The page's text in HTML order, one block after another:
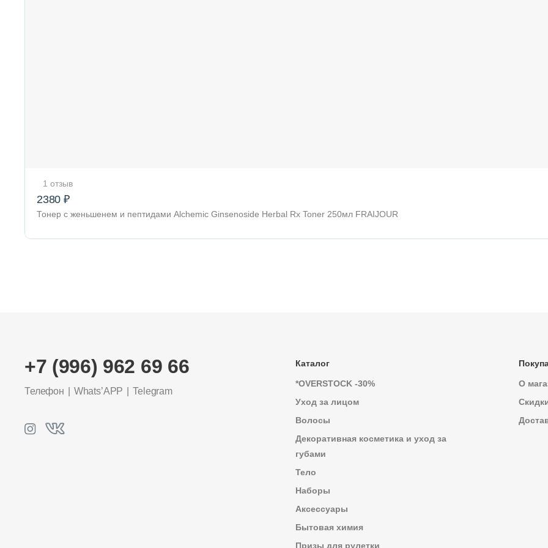
1 отзыв
2380 ₽
Тонер с женьшенем и пептидами Alchemic Ginsenoside Herbal Rx Toner 250мл FRAIJOUR
+7 (996) 962 69 66
Телефон Whats’APP Telegram
Каталог
*OVERSTOCK -30%
Уход за лицом
Волосы
Декоративная косметика и уход за
губами
Тело
Наборы
Аксессуары
Бытовая химия
Призы для рулетки
О